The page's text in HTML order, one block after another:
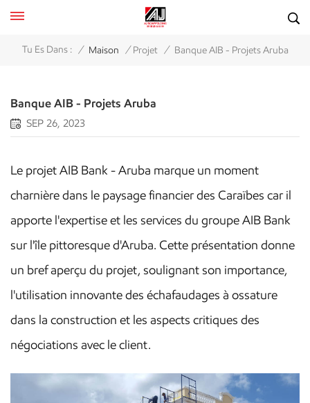
Tu Es Dans : / Maison / Projet / Banque AIB - Projets Aruba
Banque AIB - Projets Aruba
SEP 26, 2023
Le projet AIB Bank - Aruba marque un moment
charnière dans le paysage financier des Caraïbes car il
apporte l'expertise et les services du groupe AIB Bank
sur l'île pittoresque d'Aruba. Cette présentation donne
un bref aperçu du projet, soulignant son importance,
l'utilisation innovante des échafaudages à ossature
dans la construction et les aspects critiques des
négociations avec le client.